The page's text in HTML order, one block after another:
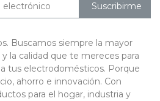
Suscribirme
Buscamos siempre la mayor
la calidad que te mereces para
tus electrodomésticos. Porque
ahorro e innovación. Con
para el hogar, industria y